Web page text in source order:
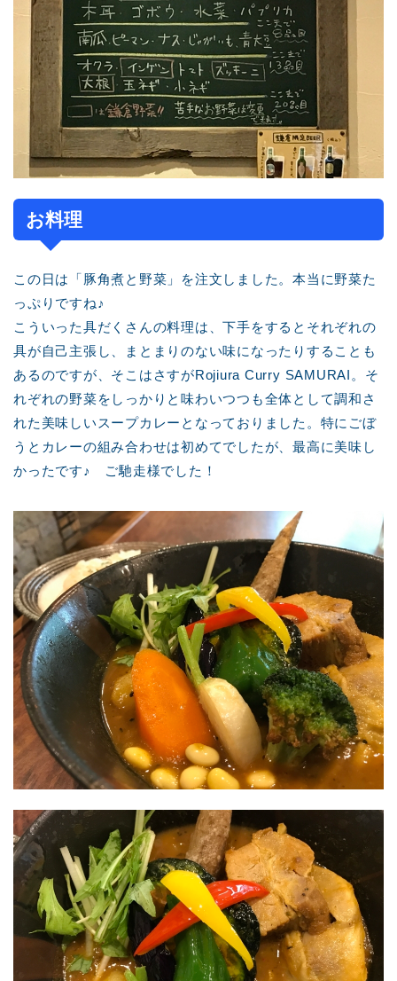
お料理
この日は「豚角煮と野菜」を注文しました。本当に野菜た
っぷりですね♪
こういった具だくさんの料理は、下手をするとそれぞれの
具が自己主張し、まとまりのない味になったりすることも
あるのですが、そこはさすがRojiura Curry SAMURAI。そ
れぞれの野菜をしっかりと味わいつつも全体として調和さ
れた美味しいスープカレーとなっておりました。特にごぼ
うとカレーの組み合わせは初めてでしたが、最高に美味し
かったです♪ ご馳走様でした！